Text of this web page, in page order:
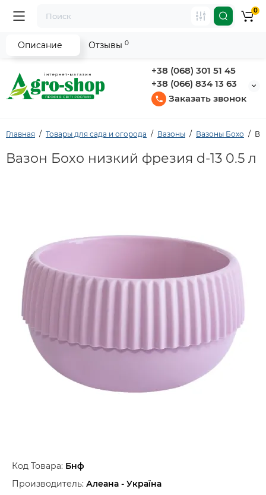
+38 (068) 301 51 45
+38 (066) 834 13 63
Заказать звонок
0
Главная Товары для сада и огорода Вазоны Вазоны Бохо
Вазон Бохо низкий фрезия d-13 0.5 л
Код Товара: Бнф
Производитель: Алеана - Україна
Описание Отзывы 0